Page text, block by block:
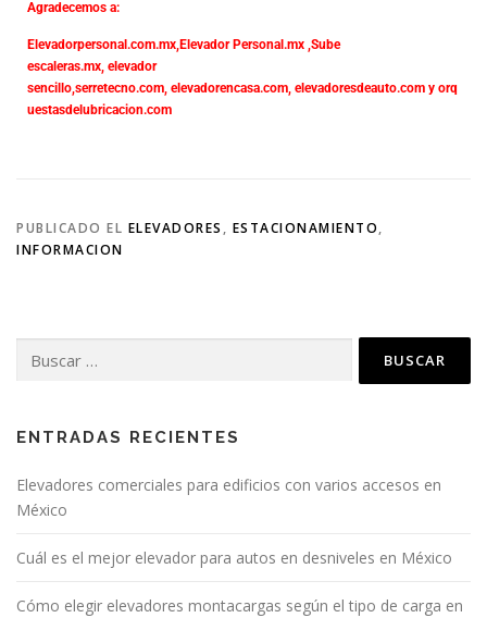
Agradecemos a:
Elevadorpersonal.com.mx Elevador Personal.mx , Sube
escaleras.mx elevador
sencillo, serretecno.com, elevadorencasa.com, elevadoresdeauto.com y orq
uestasdelubricacion.com
PUBLICADO EL ELEVADORES , ESTACIONAMIENTO,
INFORMACION
ENTRADAS RECIENTES
Elevadores comerciales para edificios con varios accesos en
México
Cuál es el mejor elevador para autos en desniveles en México
Cómo elegir elevadores montacargas según el tipo de carga en